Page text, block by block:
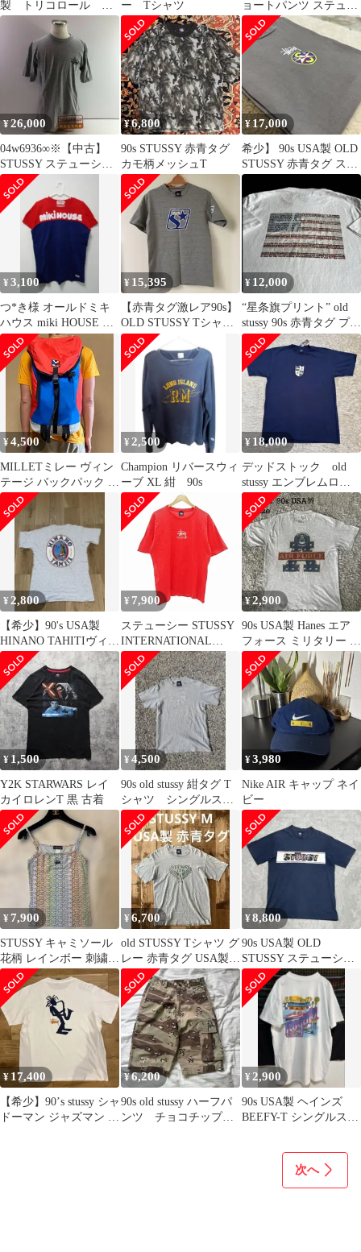
製 トリコロール
Champion 前V スウ
ー Tシャツ
ョートパンツ ステュー
シー カモ ショーツ 古
着
¥26,000
04w6936∞※【中古】
STUSSY ステューシー
ドラゴンプリント Tシ
ャツ 赤青タグ 神龍 シ
ェンロン グレー サイズ
L コットン 半袖 OLD
STUSSY オールドステ
ューシー 90ｓ 【八王子
店】
¥6,800
90s STUSSY 赤青タグ
カモ柄メッシュT
¥17,000
希少】 90s USA製 OLD
STUSSY 赤青タグ スタ
ーロゴ Tシャツ
¥3,100
つ*き様 オールドミキ
ハウス miki HOUSE 大
人メンズ TシャツL 赤
青
¥ 15,395
【赤青タグ激レア90s】
OLD STUSSY Tシャツ
グレー
¥ 12,000
“星条旗プリント” old
stussy 90s 赤青タグ プリ
ント Tシャツ
¥4,500
MILLETミレー ヴィン
テージ バックパック リ
ュック90sレトロ 登山
赤青
¥ 2,500
Champion リバースウィ
ーブ XL 紺 90s
¥ 18,000
デッドストック old
stussy エンブレムロ
ゴ 90s USA製 赤青
タグ
¥ 2,800
【希少】90's USA製
HINANO TAHITIヴィン
テージ Tシャツ
¥ 7,900
ステューシー STUSSY
INTERNATIONAL
LATLNY99 Vintage Tee
90s ヴィンテージ Tシャ
ツ カットソー 半袖 ロ
ゴ プリント 赤青タグ
USA製 L 赤 /ZK 0807
¥2,900
90s USA製 Hanes エア
フォース ミリタリー T
シャツ L グレー
¥1,500
Y2K STARWARS レイ
カイロレンT 黒 古着
¥4,500
90s old stussy 紺タグ T
シャツ シングルステ
ッチ
¥3,980
Nike AIR キャップ ネイ
ビー
¥ 7,900
STUSSY キャミソール
花柄 レインボー 刺繍ロ
ゴ 90年ヴィンテージ 韓
国
¥6,700
old STUSSY Tシャツ グ
レー 赤青タグ USA製
90s
¥8,800
90s USA製 OLD
STUSSY ステューシー
Tシャツ M ネイビー
¥ 17,400
【希少】90’s stussy シャ
ドーマン ジャズマン 赤
¥ 6,200
90s old stussy ハーフパ
ンツ チョコチップ
¥2,900
90s USA製 ヘインズ
BEEFY-T シングルステ
次へ